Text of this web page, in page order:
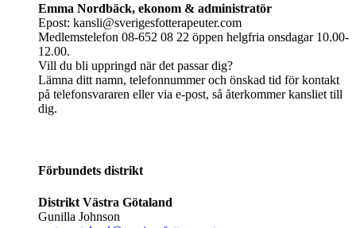
Emma Nordbäck, ekonom & administratör
Epost: kansli@sverigesfotterapeuter.com
Medlemstelefon 08-652 08 22 öppen helgfria onsdagar 10.00-
12.00.
Vill du bli uppringd när det passar dig?
Lämna ditt namn, telefonnummer och önskad tid för kontakt
på telefonsvararen eller via e-post, så återkommer kansliet till
dig.
Förbundets distrikt
Distrikt Västra Götaland
Gunilla Johnson